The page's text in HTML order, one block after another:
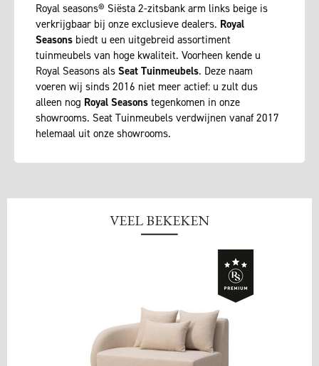
Royal seasons® Siësta 2-zitsbank arm links beige is
verkrijgbaar bij onze exclusieve dealers. Royal
Seasons biedt u een uitgebreid assortiment
tuinmeubels van hoge kwaliteit. Voorheen kende u
Royal Seasons als Seat Tuinmeubels. Deze naam
voeren wij sinds 2016 niet meer actief: u zult dus
alleen nog Royal Seasons tegenkomen in onze
showrooms. Seat Tuinmeubels verdwijnen vanaf 2017
helemaal uit onze showrooms.
VEEL BEKEKEN